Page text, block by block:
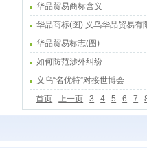
华品贸易商标含义
华品商标(图) 义乌华品贸易有
华品贸易标志(图)
如何防范涉外纠纷
义乌“名优特”对接世博会
首页
上一页 3 4 5 6 7